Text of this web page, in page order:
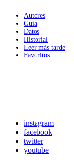
Autores
Guía
Datos
Historial
Leer más tarde
Favoritos
instagram
facebook
twitter
youtube